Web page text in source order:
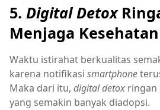
5. Digital Detox
Menjaga
Waktu istirahat berkualitas
karena notifikasi smartphone
Maka dari itu, digital detox ringan
yang semakin banyak diadopsi.